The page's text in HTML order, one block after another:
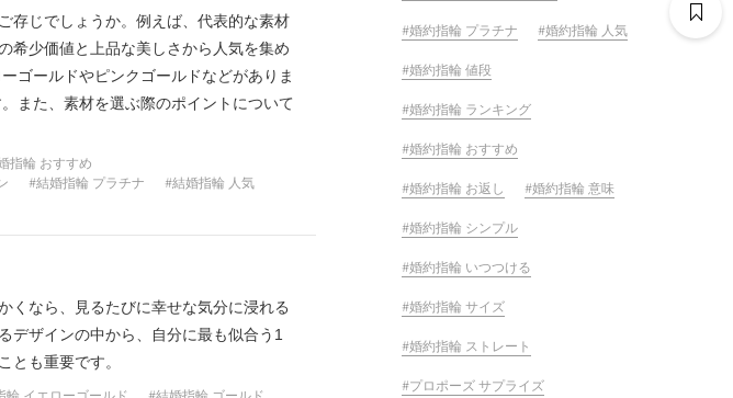
存じでしょうか。例えば、代表的な素材
希少価値と上品な美しさから人気を集め
ゴールドやピンクゴールドなどがありま
また、素材を選ぶ際のポイントについて
指輪 おすすめ
結婚指輪 プラチナ
結婚指輪 人気
くなら、見るたびに幸せな気分に浸れる
デザインの中から、自分に最も似合う1
とも重要です。
婚約指輪 プラチナ 婚約指輪 人気
婚約指輪 値段
婚約指輪 ランキング
婚約指輪 おすすめ
婚約指輪 お返し 婚約指輪 意味
婚約指輪 シンプル
婚約指輪 いつつける
婚約指輪 サイズ
婚約指輪 ストレート
プロポーズ サプライズ